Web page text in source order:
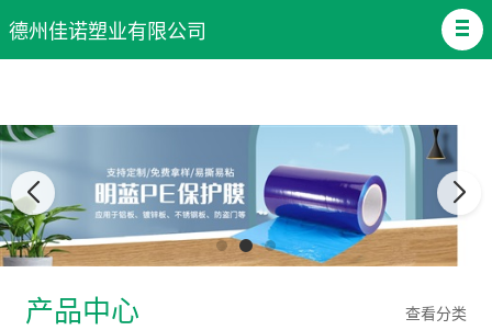
德州佳诺塑业有限公司
查看分类
产品中心